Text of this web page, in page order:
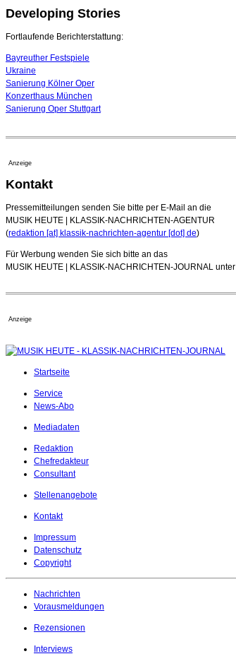
Developing Stories
Fortlaufende Berichterstattung:
Bayreuther Festspiele
Ukraine
Sanierung Kölner Oper
Konzerthaus München
Sanierung Oper Stuttgart
Anzeige
Kontakt
Pressemitteilungen senden Sie bitte per E-Mail an die
MUSIK HEUTE | KLASSIK-NACHRICHTEN-AGENTUR
(redaktion [at] klassik-nachrichten-agentur [dot] de)
Für Werbung wenden Sie sich bitte an das
MUSIK HEUTE | KLASSIK-NACHRICHTEN-JOURNAL unter
Anzeige
Startseite
Service
News-Abo
Mediadaten
Redaktion
Chefredakteur
Consultant
Stellenangebote
Kontakt
Impressum
Datenschutz
Copyright
Nachrichten
Vorausmeldungen
Rezensionen
Interviews